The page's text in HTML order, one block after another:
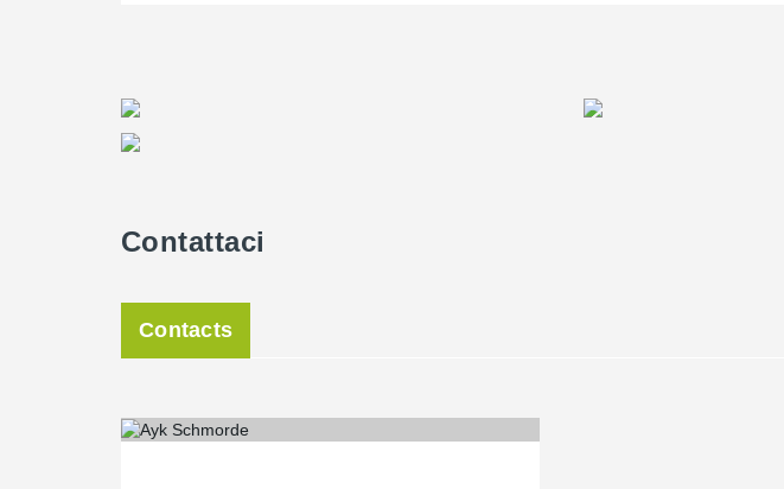
Contattaci
Contacts